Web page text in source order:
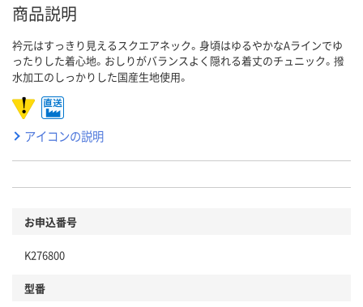
商品説明
衿元はすっきり見えるスクエアネック。身頃はゆるやかなAラインでゆ
ったりした着心地。おしりがバランスよく隠れる着丈のチュニック。撥
水加工のしっかりした国産生地使用。
アイコンの説明
お申込番号
K276800
型番